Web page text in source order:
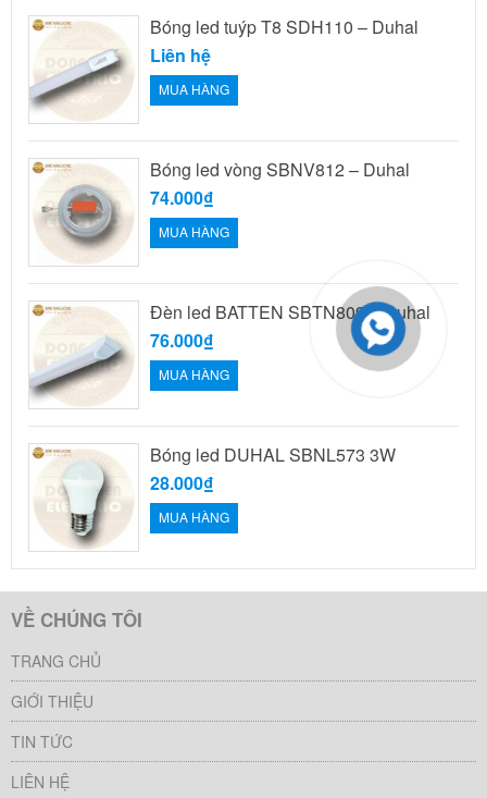
Bóng led tuýp T8 SDH110 – Duhal
Liên hệ
MUA HÀNG
Bóng led vòng SBNV812 – Duhal
74.000₫
MUA HÀNG
Đèn led BATTEN SBTN809 – Duhal
76.000₫
MUA HÀNG
Bóng led DUHAL SBNL573 3W
28.000₫
MUA HÀNG
VỀ CHÚNG TÔI
TRANG CHỦ
GIỚI THIỆU
TIN TỨC
LIÊN HỆ